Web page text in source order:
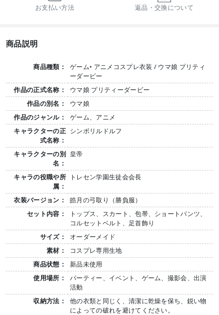
お支払い方法 返品・交換について
商品説明
商品種類：
ゲーム• アニメコスプレ衣装 / ウマ娘 プリティ
ーダービー
作品の正式名称：
ウマ娘 プリティーダービー
作品の別名：
ウマ娘
作品のジャンル：
ゲーム、アニメ
キャラクターの正
式名称：
シンボリルドルフ
キャラクターの別
名：
皇帝
キャラの役職や所
属：
トレセン学園生徒会会長
衣装バージョン：
皓月の弓取り（勝負服）
セット内容：
トップス、スカート、包帯、ショートパンツ、
コルセットベルト、足首飾り
サイズ：
オーダーメイド
素材：
コスプレ専用生地
商品状態：
新品未使用
使用場所：
パーティー、イベント、ゲーム、撮影会、出演
活動
収納方法：
他の衣類と同じく、清潔に乾燥を保ち、鋭い物
によっての破れを避けてください。